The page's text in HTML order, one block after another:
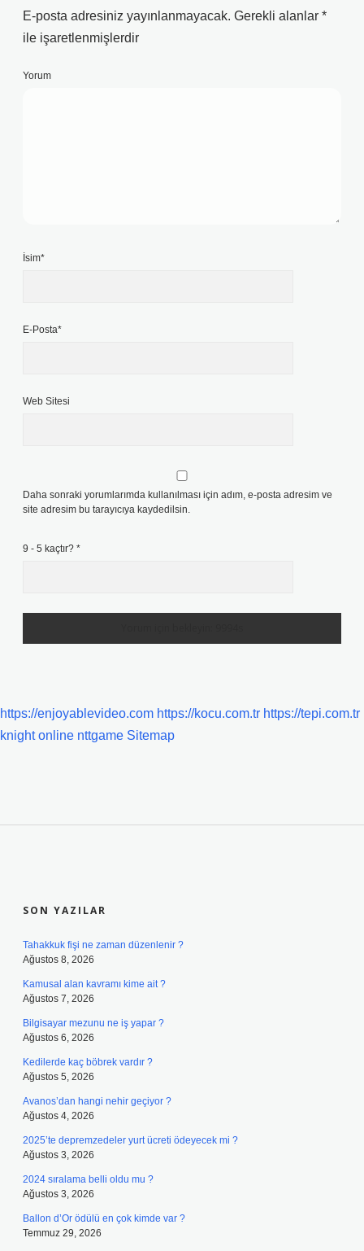
E-posta adresiniz yayınlanmayacak. Gerekli alanlar *
ile işaretlenmişlerdir
Yorum
İsim*
E-Posta*
Web Sitesi
Daha sonraki yorumlarımda kullanılması için adım, e-posta adresim ve
site adresim bu tarayıcıya kaydedilsin.
9 - 5 kaçtır? *
https://enjoyablevideo.com https://kocu.com.tr https://tepi.com.tr
knight online nttgame Sitemap
SON YAZILAR
Tahakkuk fişi ne zaman düzenlenir ?
Ağustos 8, 2026
Kamusal alan kavramı kime ait ?
Ağustos 7, 2026
Bilgisayar mezunu ne iş yapar ?
Ağustos 6, 2026
Kedilerde kaç böbrek vardır ?
Ağustos 5, 2026
Avanos’dan hangi nehir geçiyor ?
Ağustos 4, 2026
2025’te depremzedeler yurt ücreti ödeyecek mi ?
Ağustos 3, 2026
2024 sıralama belli oldu mu ?
Ağustos 3, 2026
Ballon d’Or ödülü en çok kimde var ?
Temmuz 29, 2026